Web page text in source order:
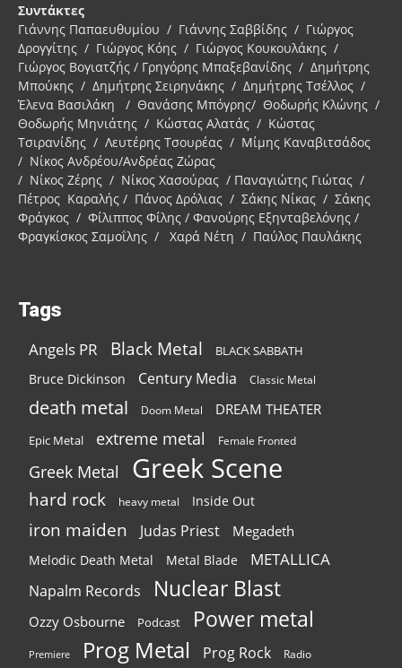
Συντάκτες
Γιάννης Παπαευθυμίου / Γιάννης Σαββίδης / Γιώργος
Δρογγίτης / Γιώργος Κόης / Γιώργος Κουκουλάκης /
Γιώργος Βογιατζής / Γρηγόρης Μπαξεβανίδης / Δημήτρης
Μπούκης / Δημήτρης Σειρηνάκης / Δημήτρης Τσέλλος /
Έλενα Βασιλάκη / Θανάσης Μπόγρης/ Θοδωρής Κλώνης /
Θοδωρής Μηνιάτης / Κώστας Αλατάς / Κώστας
Τσιρανίδης / Λευτέρης Τσουρέας / Μίμης Καναβιτσάδος
/ Νίκος Ανδρέου/Ανδρέας Ζώρας
/ Νίκος Ζέρης / Νίκος Χασούρας / Παναγιώτης Γιώτας /
Πέτρος Καραλής / Πάνος Δρόλιας / Σάκης Νίκας / Σάκης
Φράγκος / Φίλιππος Φίλης / Φανούρης Εξηνταβελόνης /
Φραγκίσκος Σαμοΐλης / Χαρά Νέτη / Παύλος Παυλάκης
Tags
Angels PR Black Metal BLACK SABBATH
Bruce Dickinson Century Media Classic Metal
death metal Doom Metal DREAM THEATER
Epic Metal extreme metal Female Fronted
Greek Metal Greek Scene
hard rock heavy metal Inside Out
iron maiden Judas Priest Megadeth
Melodic Death Metal Metal Blade METALLICA
Napalm Records Nuclear Blast
Ozzy Osbourne Podcast Power metal
Premiere Prog Metal Prog Rock Radio